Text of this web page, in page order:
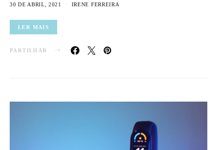
30 DE ABRIL, 2021 IRENE FERREIRA
LER MAIS
PARTILHAR